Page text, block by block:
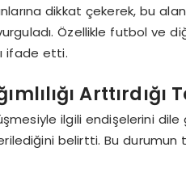
dikkat çekerek, bu
Özellikle futbol ve
ifade etti.
Arttırdığı
düşmesiyle ilgili endişelerini
belirtti. Bu durumun